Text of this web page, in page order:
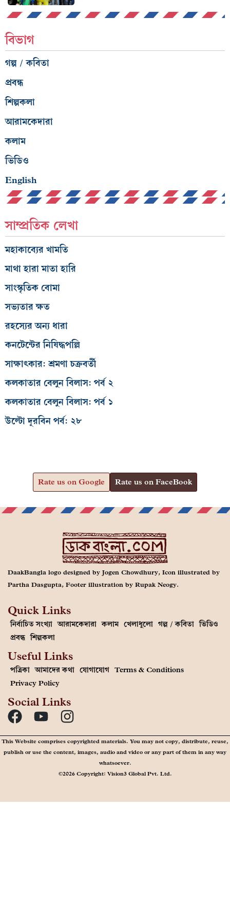
বিভাগ
গল্প / কবিতা
প্রবন্ধ
শিল্পকলা
আরামকেদারা
কলাম
ভিডিও
English
সাম্প্রতিক লেখা
মহাকাব্যের খামতি
মাথা হারা মাতা হারি
সাংস্কৃতিক বোমা
সভ্যতার ক্ষত
রহস্যের অন্য ধারা
কনটেন্টের নিষিদ্ধপল্লি
সাক্ষাৎকার: শ্রমণা চক্রবর্তী
কলকাতার বেলুন বিলাস: পর্ব ২
কলকাতার বেলুন বিলাস: পর্ব ১
উল্টো দূরবিন পর্ব: ২৮
Rate us on Google Rate us on FaceBook
DaakBangla logo designed by Jogen Chowdhury, Icon illustrated by
Partha Dasgupta, Footer illustration by Rupak Neogy.
Quick Links
নির্বাচিত সংখ্যা আরামকেদারা কলাম খেলাধুলো গল্প / কবিতা ভিডিও
প্রবন্ধ শিল্পকলা
Useful Links
পত্রিকা আমাদের কথা যোগাযোগ Terms & Conditions
Privacy Policy
Social Links
This Website comprises copyrighted materials. You may not copy, distribute, reuse,
publish or use the content, images, audio and video or any part of them in any way
whatsoever.
©2026 Copyright: Vision3 Global Pvt. Ltd.